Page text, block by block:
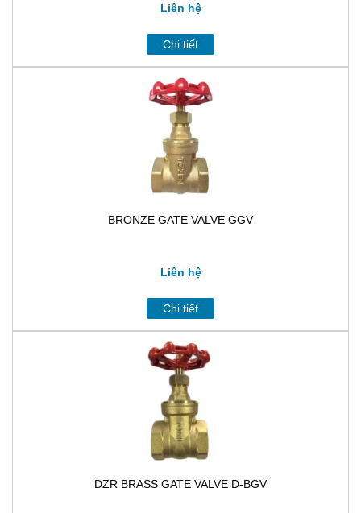
Liên hệ
Chi tiết
BRONZE GATE VALVE GGV
Liên hệ
Chi tiết
DZR BRASS GATE VALVE D-BGV